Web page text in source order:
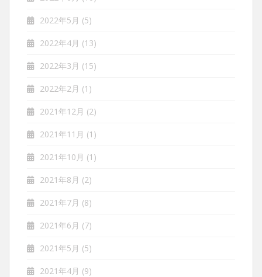
2022年5月 (5)
2022年4月 (13)
2022年3月 (15)
2022年2月 (1)
2021年12月 (2)
2021年11月 (1)
2021年10月 (1)
2021年8月 (2)
2021年7月 (8)
2021年6月 (7)
2021年5月 (5)
2021年4月 (9)